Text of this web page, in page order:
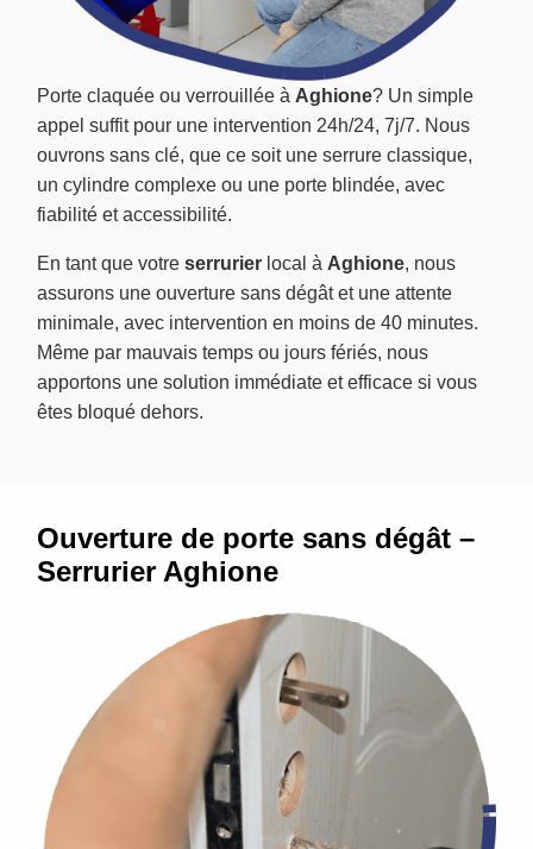
Porte claquée ou verrouillée à Aghione? Un simple
appel suffit pour une intervention 24h/24, 7j/7. Nous
ouvrons sans clé, que ce soit une serrure classique,
un cylindre complexe ou une porte blindée, avec
fiabilité et accessibilité.
En tant que votre serrurier local à Aghione, nous
assurons une ouverture sans dégât et une attente
minimale, avec intervention en moins de 40 minutes.
Même par mauvais temps ou jours fériés, nous
apportons une solution immédiate et efficace si vous
êtes bloqué dehors.
Ouverture de porte sans dégât –
Serrurier Aghione